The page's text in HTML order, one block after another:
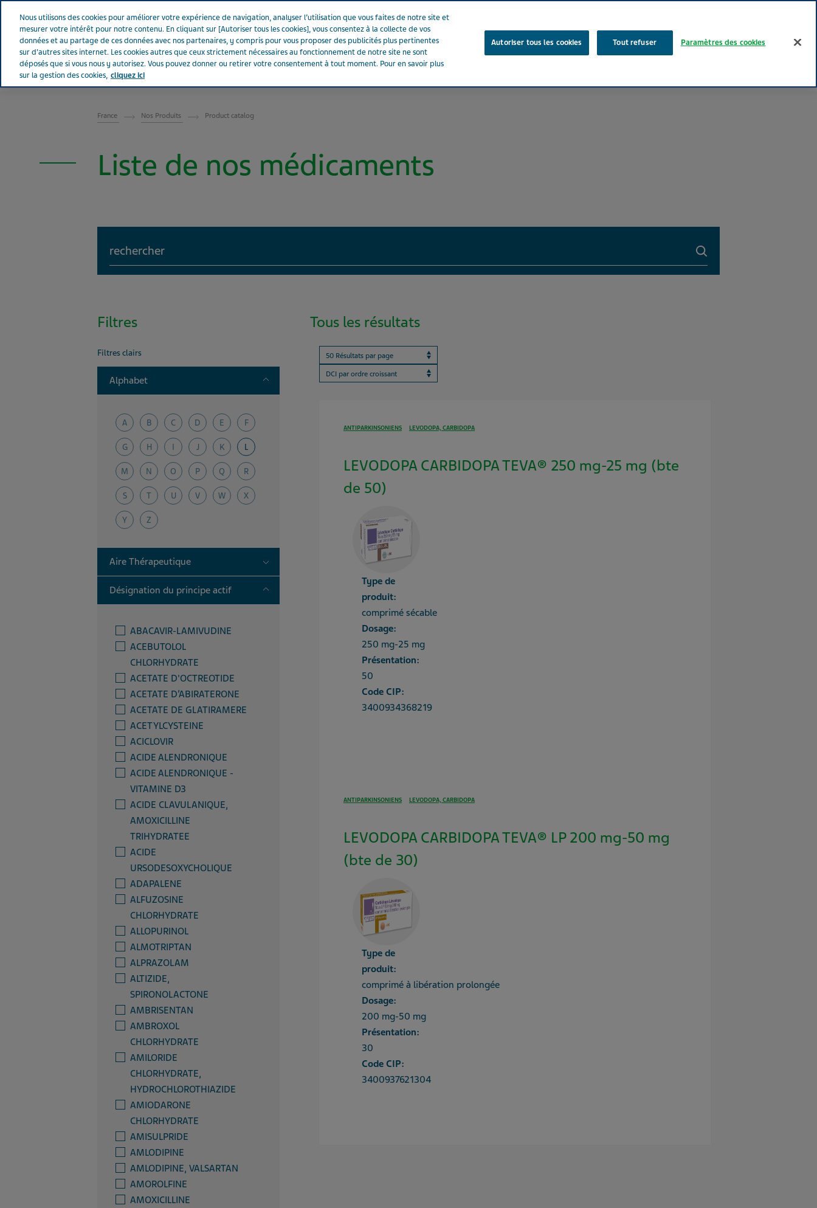
Aller sur Tevapharm
FRANCE
France Nos Produits Product catalog
Liste de nos médicaments
Search
Filtres
Filtres clairs
Alphabet Toggle
A B C D E F
G H I J K L
M N O P Q R
S T U V W X
Y Z
Aire Thérapeutique Toggle
Désignation du principe actif Toggle
ABACAVIR-LAMIVUDINE
ACEBUTOLOL
CHLORHYDRATE
ACETATE D'OCTREOTIDE
ACETATE D’ABIRATERONE
ACETATE DE GLATIRAMERE
ACETYLCYSTEINE
ACICLOVIR
ACIDE ALENDRONIQUE
ACIDE ALENDRONIQUE -
VITAMINE D3
ACIDE CLAVULANIQUE,
AMOXICILLINE
TRIHYDRATEE
ACIDE
URSODESOXYCHOLIQUE
ADAPALENE
ALFUZOSINE
CHLORHYDRATE
ALLOPURINOL
ALMOTRIPTAN
ALPRAZOLAM
ALTIZIDE,
SPIRONOLACTONE
AMBRISENTAN
AMBROXOL
CHLORHYDRATE
AMILORIDE
CHLORHYDRATE,
HYDROCHLOROTHIAZIDE
AMIODARONE
CHLORHYDRATE
AMISULPRIDE
AMLODIPINE
AMLODIPINE, VALSARTAN
AMOROLFINE
AMOXICILLINE
Tous les résultats
Results per page
ProductBrandName
ANTIPARKINSONIENS LEVODOPA, CARBIDOPA
LEVODOPA CARBIDOPA TEVA® 250 mg-25 mg (bte
de 50)
Type de
produit:
comprimé sécable
Dosage:
250 mg-25 mg
Présentation:
50
Code CIP:
3400934368219
ANTIPARKINSONIENS LEVODOPA, CARBIDOPA
LEVODOPA CARBIDOPA TEVA® LP 200 mg-50 mg
(bte de 30)
Type de
produit:
comprimé à libération prolongée
Dosage:
200 mg-50 mg
Présentation:
30
Code CIP:
3400937621304
Nous utilisons des cookies pour améliorer votre expérience de navigation, analyser l’utilisation que vous faites de notre site et
mesurer votre intérêt pour notre contenu. En cliquant sur [Autoriser tous les cookies], vous consentez à la collecte de vos
données et au partage de ces données avec nos partenaires, y compris pour vous proposer des publicités plus pertinentes
sur d'autres sites internet. Les cookies autres que ceux strictement nécessaires au fonctionnement de notre site ne sont
déposés que si vous nous y autorisez. Vous pouvez donner ou retirer votre consentement à tout moment. Pour en savoir plus
sur la gestion des cookies, cliquez ici
Autoriser tous les cookies Tout refuser Paramètres des cookies